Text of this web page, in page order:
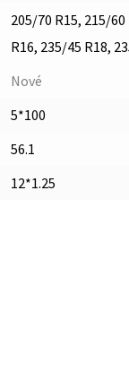
205/70 R15, 215/
R16, 235/45 R18,
Nové
5*100
56.1
12*1.25